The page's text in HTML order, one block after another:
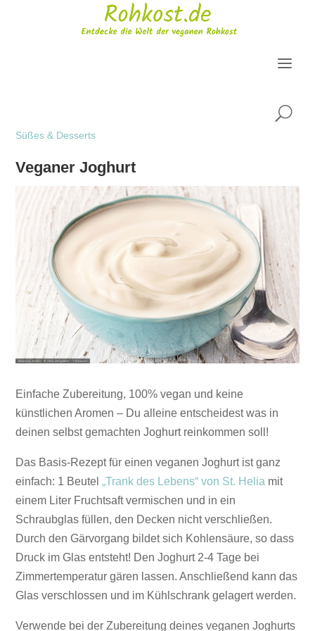
U
Süßes & Desserts
Veganer Joghurt
Einfache Zubereitung, 100% vegan und keine
künstlichen Aromen – Du alleine entscheidest was in
deinen selbst gemachten Joghurt reinkommen soll!
Das Basis-Rezept für einen veganen Joghurt ist ganz
einfach: 1 Beutel„Trank des Lebens“ von St. Helia mit
einem Liter Fruchtsaft vermischen und in ein
Schraubglas füllen, den Decken nicht verschließen.
Durch den Gärvorgang bildet sich Kohlensäure, so dass
Druck im Glas entsteht! Den Joghurt 2-4 Tage bei
Zimmertemperatur gären lassen. Anschließend kann das
Glas verschlossen und im Kühlschrank gelagert werden.
Verwende bei der Zubereitung deines veganen Joghurts